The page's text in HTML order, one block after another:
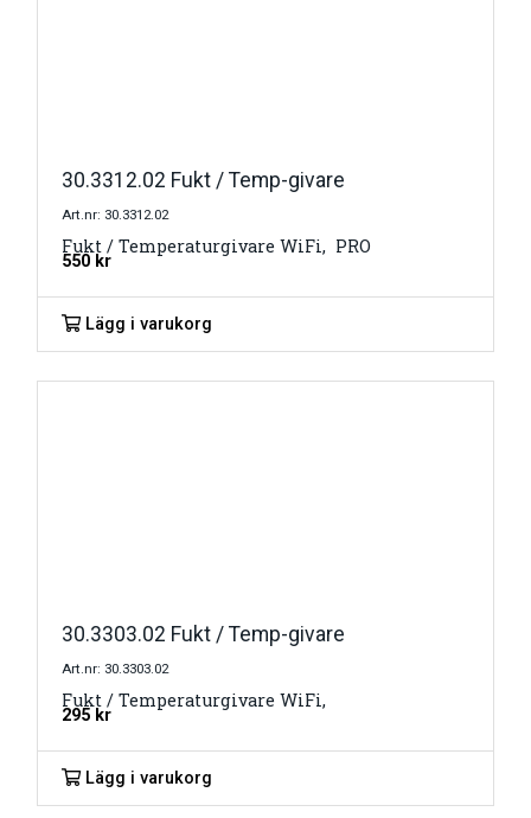
30.3312.02 Fukt / Temp-givare
Art.nr: 30.3312.02
Fukt / Temperaturgivare WiFi, PRO
550 kr
Lägg i varukorg
30.3303.02 Fukt / Temp-givare
Art.nr: 30.3303.02
Fukt / Temperaturgivare WiFi,
295 kr
Lägg i varukorg